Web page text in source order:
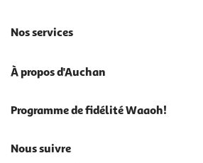
Nos services
À propos d'Auchan
Programme de fidélité Waaoh!
Nous suivre